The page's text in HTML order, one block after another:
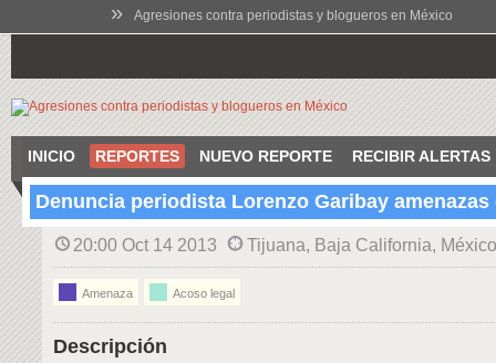
» Agresiones contra periodistas y blogueros en México
INICIO REPORTES NUEVO REPORTE RECIBIR ALERTAS
Denuncia periodista Lorenzo Garibay amenazas
20:00 Oct 14 2013 Tijuana, Baja California, México
Amenaza Acoso legal
Descripción